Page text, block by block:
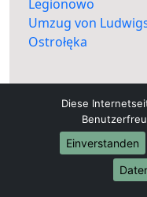
Legionowo
Umzug von
Ostrołęka
Diese
Einverstanden